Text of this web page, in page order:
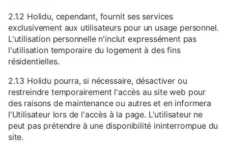
2.1.2 Holidu, cependant, fournit ses services
exclusivement aux utilisateurs pour un usage personnel.
L'utilisation personnelle n'inclut expressément pas
l'utilisation temporaire du logement à des fins
résidentielles.
2.1.3 Holidu pourra, si nécessaire, désactiver ou
restreindre temporairement l'accès au site web pour
des raisons de maintenance ou autres et en informera
l'Utilisateur lors de l'accès à la page. L'utilisateur ne
peut pas prétendre à une disponibilité ininterrompue du
site.